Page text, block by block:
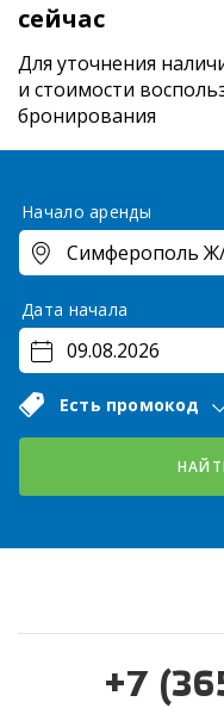
сейчас
Для уточнения
и стоимости
бронирования
Начало аренды
Дата начала
Есть промокод
+7